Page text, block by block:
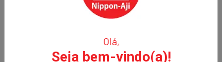
Olá,
Seja bem-vindo(a)!
autenticidade e a tradição em cada produto!
Termos de Uso